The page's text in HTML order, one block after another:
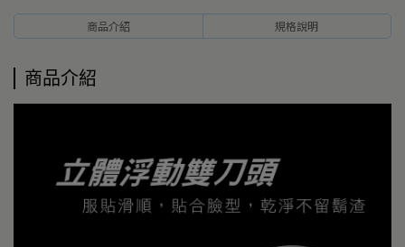
商品介紹 規格說明
商品介紹